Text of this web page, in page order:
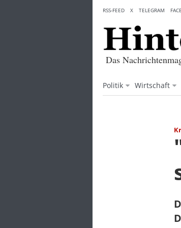
content
Das
Politik Wirtschaft
RSS-FEED X TELEGRAM